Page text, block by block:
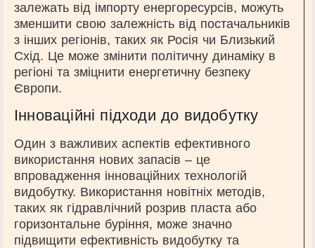
залежать від імпорту енергоресурсів, можуть
зменшити свою залежність від постачальників
з інших регіонів, таких як Росія чи Близький
Схід. Це може змінити політичну динаміку в
регіоні та зміцнити енергетичну безпеку
Європи.
Інноваційні підходи до видобутку
Один з важливих аспектів ефективного
використання нових запасів – це
впровадження інноваційних технологій
видобутку. Використання новітніх методів,
таких як гідравлічний розрив пласта або
горизонтальне буріння, може значно
підвищити ефективність видобутку та